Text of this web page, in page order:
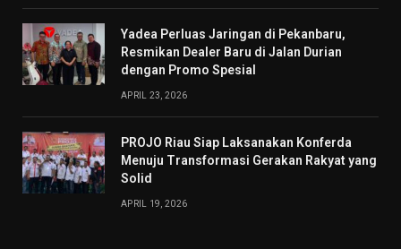
Yadea Perluas Jaringan di Pekanbaru,
Resmikan Dealer Baru di Jalan Durian
dengan Promo Spesial
APRIL 23, 2026
PROJO Riau Siap Laksanakan Konferda
Menuju Transformasi Gerakan Rakyat yang
Solid
APRIL 19, 2026